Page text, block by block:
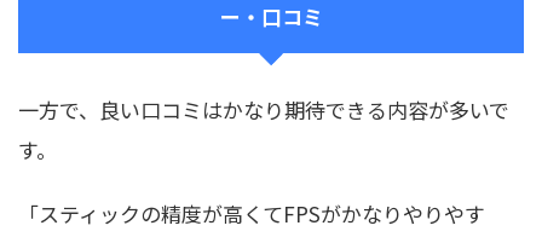
ー・口コミ
一方で、良い口コミはかなり期待できる内容が多いで
す。
「スティックの精度が高くてFPSがかなりやりやす